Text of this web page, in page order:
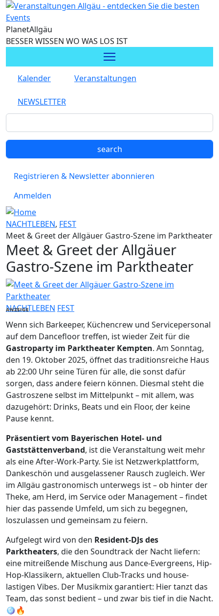
Direkt zum Inhalt
PlanetAllgäu
BESSER WISSEN WO WAS LOS IST
Kalender Veranstaltungen
NEWSLETTER
Registrieren & Newsletter abonnieren
Anmelden
NACHTLEBEN, FEST
Meet & Greet der Allgäuer Gastro-Szene im Parktheater
Meet & Greet der Allgäuer
Gastro-Szene im Parktheater
NACHTLEBEN FEST
ANZEIGE
Wenn sich Barkeeper, Küchencrew und Servicepersonal
auf dem Dancefloor treffen, ist wieder Zeit für die
Gastroparty im Parktheater Kempten. Am Sonntag,
den 19. Oktober 2025, öffnet das traditionsreiche Haus
ab 22:00 Uhr seine Türen für alle, die sonst dafür
sorgen, dass andere feiern können. Diesmal steht die
Gastroszene selbst im Mittelpunkt – mit allem, was
dazugehört: Drinks, Beats und ein Floor, der keine
Pause kennt.
Präsentiert vom Bayerischen Hotel- und
Gaststättenverband, ist die Veranstaltung weit mehr
als eine After-Work-Party. Sie ist Netzwerkplattform,
Dankeschön und ausgelassener Rausch zugleich. Wer
im Allgäu gastronomisch unterwegs ist – ob hinter der
Theke, am Herd, im Service oder Management – findet
hier das passende Umfeld, um sich zu begegnen,
loszulassen und gemeinsam zu feiern.
Aufgelegt wird von den Resident-DJs des
Parktheaters, die den Soundtrack der Nacht liefern:
eine mitreißende Mischung aus Dance-Evergreens, Hip-
Hop-Klassikern, aktuellen Club-Tracks und house-
lastigen Vibes. Der Musikmix garantiert: Hier tanzt das
Team, das sonst bedient – und zwar bis tief in die Nacht.
🪩🔥